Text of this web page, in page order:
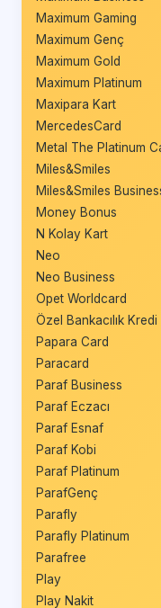
Maximum Gaming
Maximum Genç
Maximum Gold
Maximum Platinum
Maxipara Kart
MercedesCard
Metal The Platinum
Miles&Smiles
Miles&Smiles
Money Bonus
N Kolay Kart
Neo
Neo Business
Opet Worldcard
Özel Bankacılık Kredi
Papara Card
Paracard
Paraf Business
Paraf Eczacı
Paraf Esnaf
Paraf Kobi
Paraf Platinum
ParafGenç
Parafly
Parafly Platinum
Parafree
Play
Play Nakit